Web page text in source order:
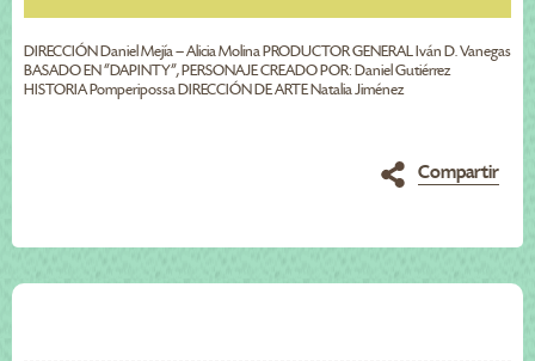
DIRECCIÓN Daniel Mejía – Alicia Molina PRODUCTOR GENERAL Iván D. Vanegas
BASADO EN “DAPINTY”, PERSONAJE CREADO POR: Daniel Gutiérrez
HISTORIA Pomperipossa DIRECCIÓN DE ARTE Natalia Jiménez
Compartir